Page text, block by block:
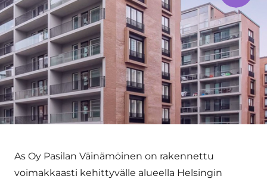
As Oy Pasilan Väinämöinen on rakennettu
voimakkaasti kehittyvälle alueella Helsingin